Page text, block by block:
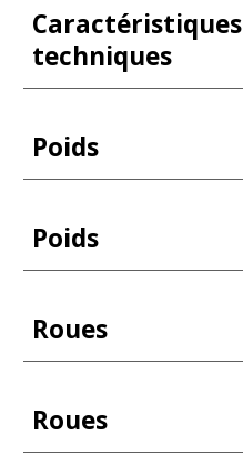
Caractéristiques
techniques
Poids
Poids
Roues
Roues